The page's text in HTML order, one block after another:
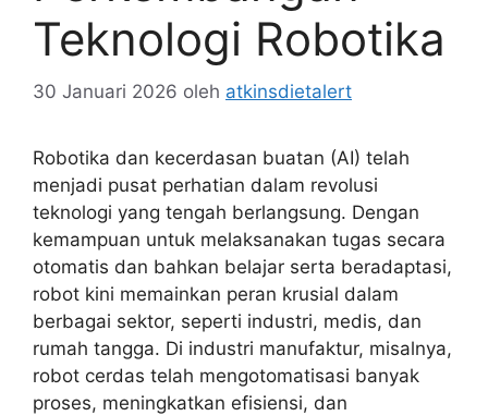
Teknologi Robotika
30 Januari 2026 oleh atkinsdietalert
Robotika dan kecerdasan buatan (AI) telah
menjadi pusat perhatian dalam revolusi
teknologi yang tengah berlangsung. Dengan
kemampuan untuk melaksanakan tugas secara
otomatis dan bahkan belajar serta beradaptasi,
robot kini memainkan peran krusial dalam
berbagai sektor, seperti industri, medis, dan
rumah tangga. Di industri manufaktur, misalnya,
robot cerdas telah mengotomatisasi banyak
proses, meningkatkan efisiensi, dan